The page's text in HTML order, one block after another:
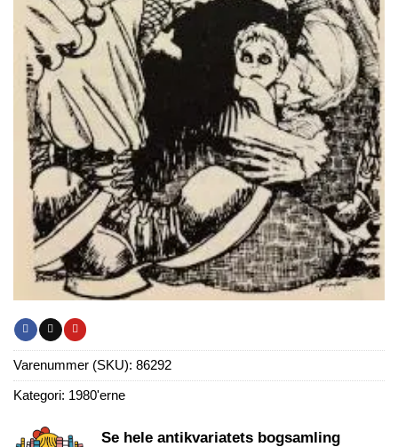
Varenummer (SKU): 86292
Kategori: 1980'erne
Se hele antikvariatets bogsamling